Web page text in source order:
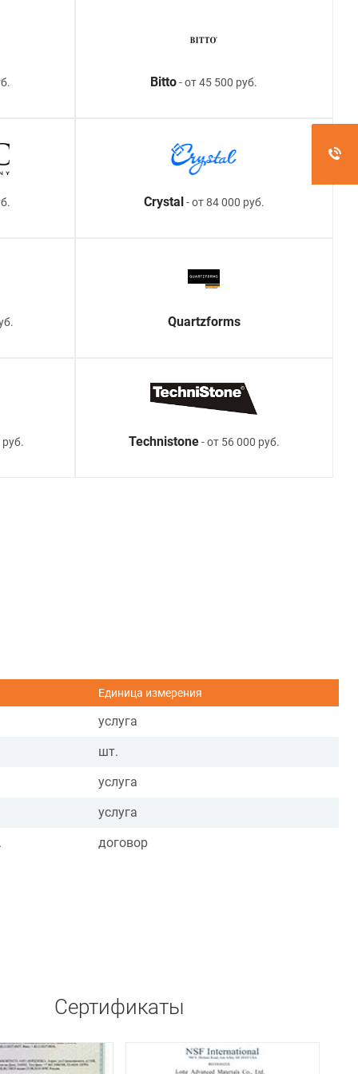
Bitto- от 45 500 руб.
Crystal - от 84 000 руб.
Quartzforms
Technistone- от 56 000 руб.
Единица измерения
услуга
шт.
услуга
услуга
договор
Сертификаты